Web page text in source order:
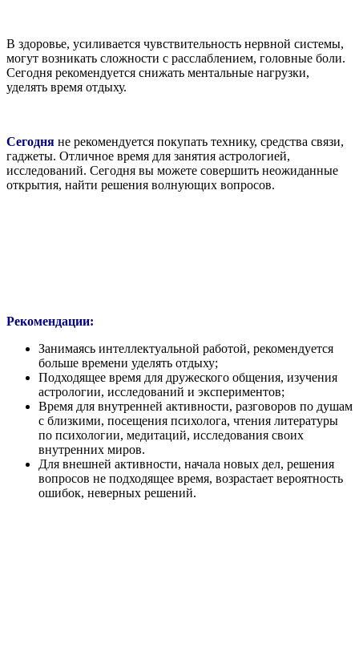
В здоровье, усиливается чувствительность нервной системы,
могут возникать сложности с расслаблением, головные боли.
Сегодня рекомендуется снижать ментальные нагрузки,
уделять время отдыху.
Сегодня не рекомендуется покупать технику, средства связи,
гаджеты. Отличное время для занятия астрологией,
исследований. Сегодня вы можете совершить неожиданные
открытия, найти решения волнующих вопросов.
Рекомендации:
Занимаясь интеллектуальной работой, рекомендуется
больше времени уделять отдыху;
Подходящее время для дружеского общения, изучения
астрологии, исследований и экспериментов;
Время для внутренней активности, разговоров по душам
с близкими, посещения психолога, чтения литературы
по психологии, медитаций, исследования своих
внутренних миров.
Для внешней активности, начала новых дел, решения
вопросов не подходящее время, возрастает вероятность
ошибок, неверных решений.